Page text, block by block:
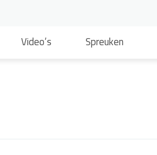
Video’s Spreuken